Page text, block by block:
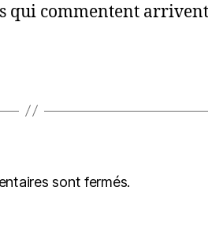
qui commentent arrivent
sont fermés.